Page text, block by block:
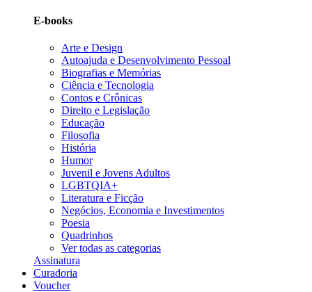
E-books
Arte e Design
Autoajuda e Desenvolvimento Pessoal
Biografias e Memórias
Ciência e Tecnologia
Contos e Crônicas
Direito e Legislação
Educação
Filosofia
História
Humor
Juvenil e Jovens Adultos
LGBTQIA+
Literatura e Ficção
Negócios, Economia e Investimentos
Poesia
Quadrinhos
Ver todas as categorias
Assinatura
Curadoria
Voucher